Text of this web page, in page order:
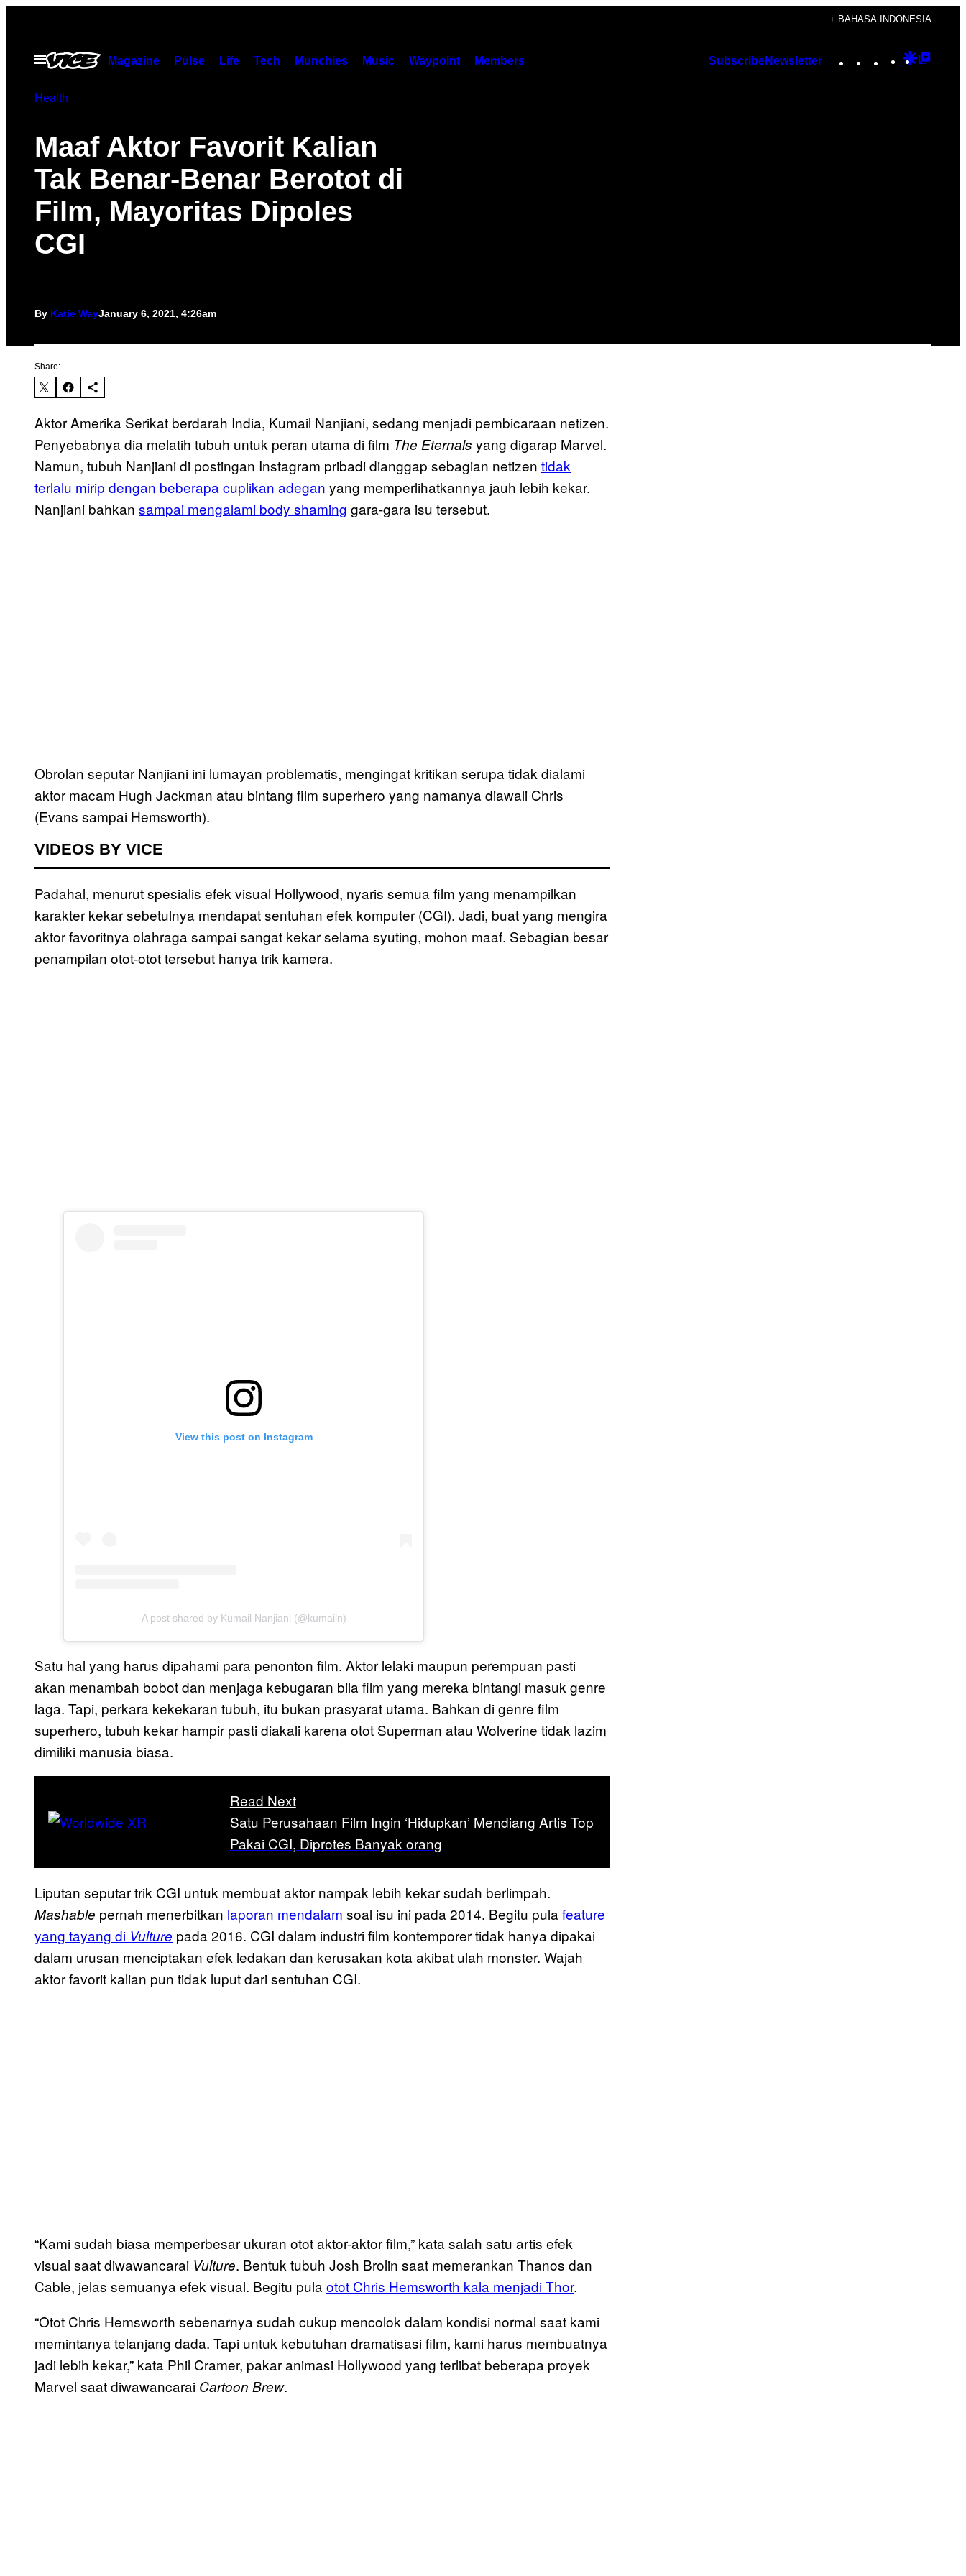
content
+ BAHASA INDONESIA
Open
Menu
Magazine Pulse Life Tech Munchies Music Waypoint Members SubscribeNewsletter Instagram
TikTok
YouTube
Google
Health
Maaf Aktor Favorit Kalian
Tak Benar-Benar Berotot di
Film, Mayoritas Dipoles
CGI
By Katie WayJanuary 6, 2021, 4:26am
Share:
Aktor Amerika Serikat berdarah India, Kumail Nanjiani, sedang menjadi pembicaraan netizen.
Penyebabnya dia melatih tubuh untuk peran utama di film The Eternals yang digarap Marvel.
Namun, tubuh Nanjiani di postingan Instagram pribadi dianggap sebagian netizen tidak
terlalu mirip dengan beberapa cuplikan adegan yang memperlihatkannya jauh lebih kekar.
Nanjiani bahkan sampai mengalami body shaming gara-gara isu tersebut.
Obrolan seputar Nanjiani ini lumayan problematis, mengingat kritikan serupa tidak dialami
aktor macam Hugh Jackman atau bintang film superhero yang namanya diawali Chris
(Evans sampai Hemsworth).
VIDEOS BY VICE
Padahal, menurut spesialis efek visual Hollywood, nyaris semua film yang menampilkan
karakter kekar sebetulnya mendapat sentuhan efek komputer (CGI). Jadi, buat yang mengira
aktor favoritnya olahraga sampai sangat kekar selama syuting, mohon maaf. Sebagian besar
penampilan otot-otot tersebut hanya trik kamera.
View this post on Instagram
A post shared by Kumail Nanjiani (@kumailn)
Satu hal yang harus dipahami para penonton film. Aktor lelaki maupun perempuan pasti
akan menambah bobot dan menjaga kebugaran bila film yang mereka bintangi masuk genre
laga. Tapi, perkara kekekaran tubuh, itu bukan prasyarat utama. Bahkan di genre film
superhero, tubuh kekar hampir pasti diakali karena otot Superman atau Wolverine tidak lazim
dimiliki manusia biasa.
Read Next
Satu Perusahaan Film Ingin ‘Hidupkan’ Mendiang Artis Top
Pakai CGI, Diprotes Banyak orang
Liputan seputar trik CGI untuk membuat aktor nampak lebih kekar sudah berlimpah.
Mashable pernah menerbitkan laporan mendalam soal isu ini pada 2014. Begitu pula feature
yang tayang di Vulture pada 2016. CGI dalam industri film kontemporer tidak hanya dipakai
dalam urusan menciptakan efek ledakan dan kerusakan kota akibat ulah monster. Wajah
aktor favorit kalian pun tidak luput dari sentuhan CGI.
“Kami sudah biasa memperbesar ukuran otot aktor-aktor film,” kata salah satu artis efek
visual saat diwawancarai Vulture. Bentuk tubuh Josh Brolin saat memerankan Thanos dan
Cable, jelas semuanya efek visual. Begitu pula otot Chris Hemsworth kala menjadi Thor.
“Otot Chris Hemsworth sebenarnya sudah cukup mencolok dalam kondisi normal saat kami
memintanya telanjang dada. Tapi untuk kebutuhan dramatisasi film, kami harus membuatnya
jadi lebih kekar,” kata Phil Cramer, pakar animasi Hollywood yang terlibat beberapa proyek
Marvel saat diwawancarai Cartoon Brew.